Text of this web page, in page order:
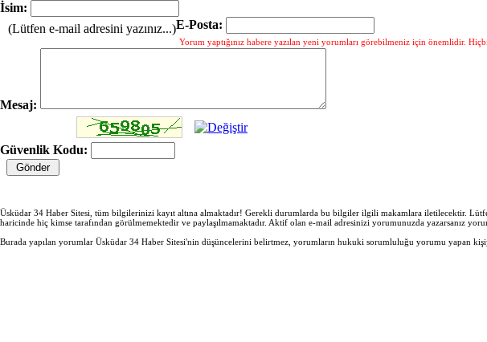
İsim:
E-Posta:
(Lütfen e-mail adresini yazınız...)
Yorum yaptığınız habere yazılan yeni yorumları görebilmeniz için önemlidir.
Mesaj:
Güvenlik Kodu:
Üsküdar 34 Haber Sitesi, tüm bilgilerinizi kayıt altına almaktadır! Gerekli durumlarda bu bilgiler ilgili makamlara iletilecektir.
haricinde hiç kimse tarafından görülmemektedir ve paylaşılmamaktadır. Aktif olan e-mail adresinizi yorumunuzda yazarsanız
Burada yapılan yorumlar Üsküdar 34 Haber Sitesi'nin düşüncelerini belirtmez, yorumların hukuki sorumluluğu yorumu yapan